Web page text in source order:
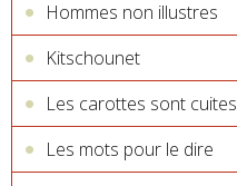
Hommes non illustres
Kitschounet
Les carottes sont cuites
Les mots pour le dire